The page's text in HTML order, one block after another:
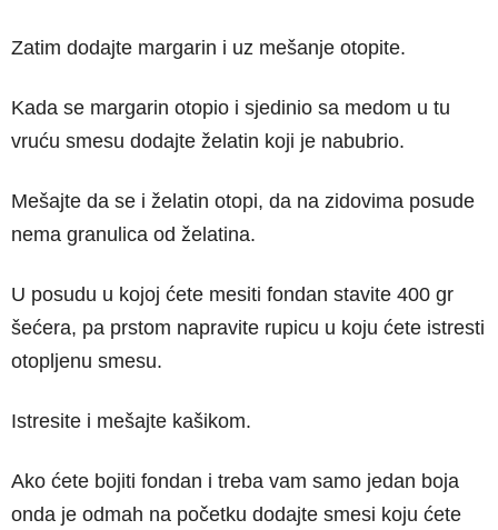
Zatim dodajte margarin i uz mešanje otopite.
Kada se margarin otopio i sjedinio sa medom u tu
vruću smesu dodajte želatin koji je nabubrio.
Mešajte da se i želatin otopi, da na zidovima posude
nema granulica od želatina.
U posudu u kojoj ćete mesiti fondan stavite 400 gr
šećera, pa prstom napravite rupicu u koju ćete istresti
otopljenu smesu.
Istresite i mešajte kašikom.
Ako ćete bojiti fondan i treba vam samo jedan boja
onda je odmah na početku dodajte smesi koju ćete